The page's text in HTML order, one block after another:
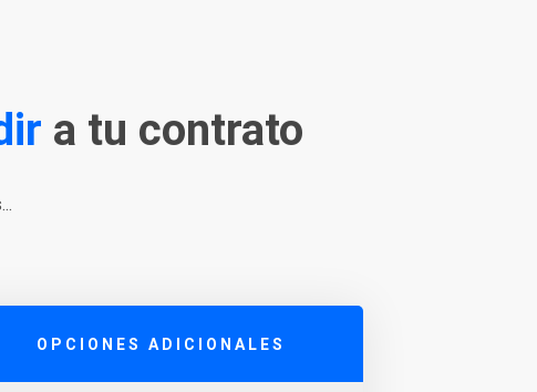
a tu contrato
OPCIONES ADICIONALES